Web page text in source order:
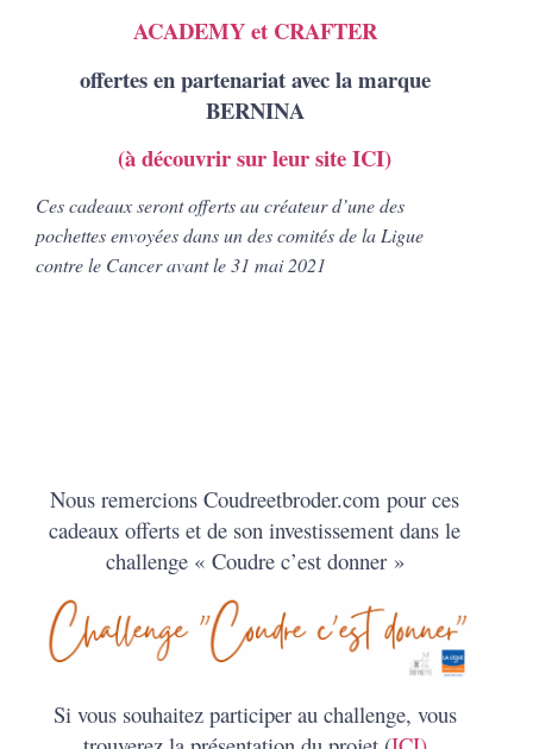
ACADEMY et CRAFTER
offertes en partenariat avec la marque
BERNINA
(à découvrir sur leur site ICI)
Ces cadeaux seront offerts au créateur d’une des
pochettes envoyées dans un des comités de la Ligue
contre le Cancer avant le 31 mai 2021
Nous remercions Coudreetbroder.com pour ces
cadeaux offerts et de son investissement dans le
challenge « Coudre c’est donner »
Si vous souhaitez participer au challenge, vous